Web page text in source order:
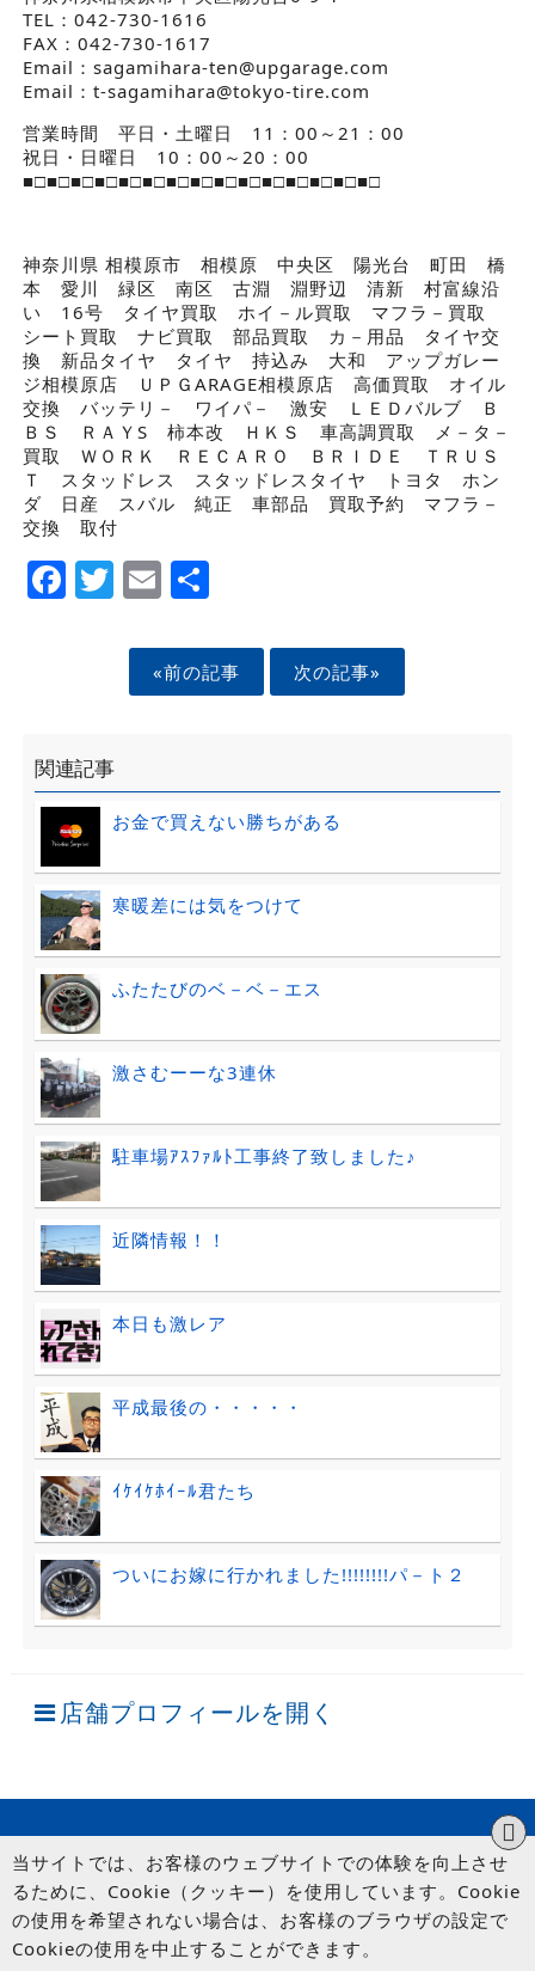
TEL：042-730-1616
FAX：042-730-1617
Email：sagamihara-ten@upgarage.com
Email：t-sagamihara@tokyo-tire.com
営業時間 平日・土曜日 11：00～21：00
祝日・日曜日 10：00～20：00
■□■□■□■□■□■□■□■□■□■□■□■□■□■□■□
神奈川県 相模原市 相模原 中央区 陽光台 町田 橋
本 愛川 緑区 南区 古淵 淵野辺 清新 村富線沿
い 16号 タイヤ買取 ホイ－ル買取 マフラ－買取
シート買取 ナビ買取 部品買取 カ－用品 タイヤ交
換 新品タイヤ タイヤ 持込み 大和 アップガレー
ジ相模原店 ＵＰＧARAGE相模原店 高価買取 オイル
交換 バッテリ－ ワイパ－ 激安 ＬＥＤバルブ Ｂ
ＢＳ ＲＡＹS 柿本改 ＨＫＳ 車高調買取 メ－タ－
買取 ＷＯＲＫ ＲＥＣＡＲＯ ＢＲＩＤＥ ＴＲＵＳ
Ｔ スタッドレス スタッドレスタイヤ トヨタ ホン
ダ 日産 スバル 純正 車部品 買取予約 マフラ－
交換 取付
Facebook
Twitter
EmailShare
«前の記事 次の記事»
関連記事
お金で買えない勝ちがある
寒暖差には気をつけて
ふたたびのベ－ベ－エス
激さむーーな3連休
駐車場ｱｽﾌｧﾙﾄ工事終了致しました♪
近隣情報！！
本日も激レア
平成最後の・・・・・
ｲｹｲｹﾎｲｰﾙ君たち
ついにお嫁に行かれました!!!!!!!!パ－ト２
店舗プロフィールを開く
当サイトでは、お客様のウェブサイトでの体験を向上させ
るために、Cookie（クッキー）を使用しています。Cookie
の使用を希望されない場合は、お客様のブラウザの設定で
Cookieの使用を中止することができます。